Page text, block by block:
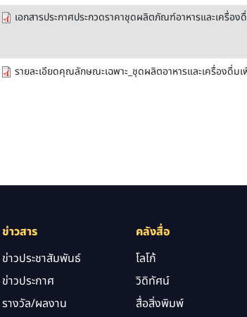
เอกสารประกาศประกวดราคาชุดผลิตภัณฑ์อาหารและเครื่อ
รายละเอียดคุณลักษณะเฉพาะ_ชุดผลิตอาหารและเครื่องดื่ม
ข่าวสาร
ข่าวประชาสัมพันธ์
ข่าวประกาศ
รางวัล/ผลงาน
คลังสื่อ
โลโก้
วิดิทัศน์
สื่อสิ่งพิมพ์